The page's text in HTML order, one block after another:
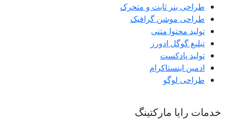
طراحی بنر ثابت و متحرک
طراحی موشن گرافیک
تولید محتوا متنی
تبلیغ گوگل ادورز
تولید پادکست
ادمین اینستاکرام
طراحی لوگو
خدمات رایا مارکتینگ